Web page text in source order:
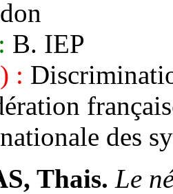
B. IEP
:
des
Thais. Le